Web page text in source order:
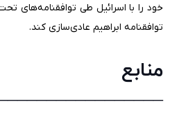
خود را با اسرائیل طی توافقنامه‌های
توافقنامه ابراهیم عادی‌سازی کند.
منابع